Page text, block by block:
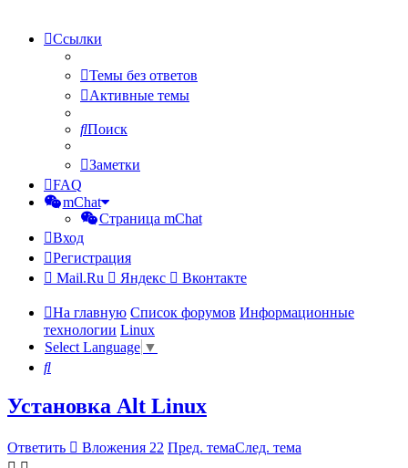
Ссылки
Темы без ответов
Активные темы
Поиск
Заметки
FAQ
mChat
Страница mChat
Вход
Регистрация
Mail.Ru
Яндекс Вконтакте
На главную Список форумов Информационные
технологии Linux
Select Language ▼
Поиск
Установка Alt Linux
Ответить Вложения 22 Пред. темаСлед. тема